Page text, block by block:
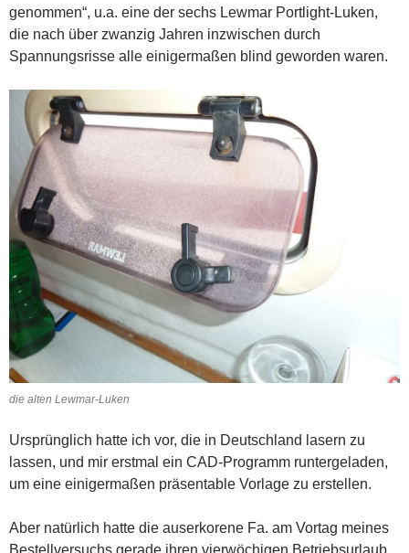
genommen“, u.a. eine der sechs Lewmar Portlight-Luken,
die nach über zwanzig Jahren inzwischen durch
Spannungsrisse alle einigermaßen blind geworden waren.
die alten Lewmar-Luken
Ursprünglich hatte ich vor, die in Deutschland lasern zu
lassen, und mir erstmal ein CAD-Programm runtergeladen,
um eine einigermaßen präsentable Vorlage zu erstellen.
Aber natürlich hatte die auserkorene Fa. am Vortag meines
Bestellversuchs gerade ihren vierwöchigen Betriebsurlaub